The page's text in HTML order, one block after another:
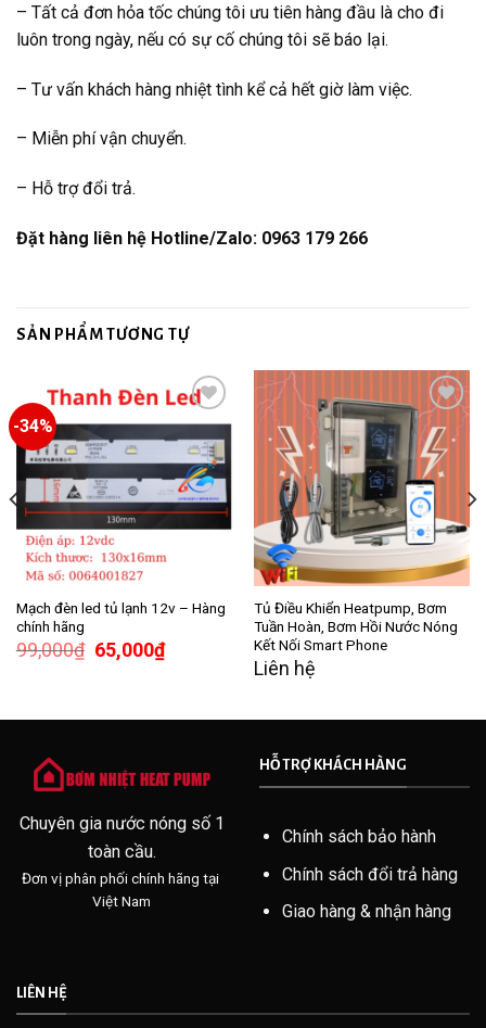
– Tất cả đơn hỏa tốc chúng tôi ưu tiên hàng đầu là cho đi
luôn trong ngày, nếu có sự cố chúng tôi sẽ báo lại.
– Tư vấn khách hàng nhiệt tình kể cả hết giờ làm việc.
– Miễn phí vận chuyển.
– Hỗ trợ đổi trả.
Đặt hàng liên hệ Hotline/Zalo: 0963 179 266
SẢN PHẨM TƯƠNG TỰ
-34%
Add to
wishlist
Mạch đèn led tủ lạnh 12v – Hàng
chính hãng
99,000₫ Giá
gốc
65,000₫Giá
hiện
65,000₫.
Add to
wishlist
Tủ Điều Khiển Heatpump, Bơm
Tuần Hoàn, Bơm Hồi Nước Nóng
Kết Nối Smart Phone
Liên hệ
Chuyên gia nước nóng số 1
toàn cầu.
Đơn vị phân phối chính hãng tại
Việt Nam
HỖ TRỢ KHÁCH HÀNG
Chính sách bảo hành
Chính sách đổi trả hàng
Giao hàng & nhận hàng
LIÊN HỆ